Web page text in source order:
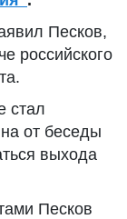
Песков,
российского
стал
от беседы
выхода
Песков